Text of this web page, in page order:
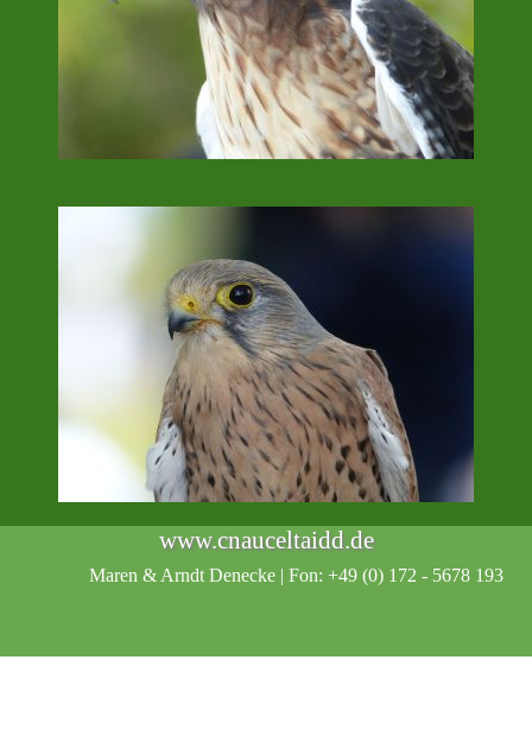
www.cnauceltaidd.de
Maren & Arndt Denecke | Fon: +49 (0) 172 - 5678 193